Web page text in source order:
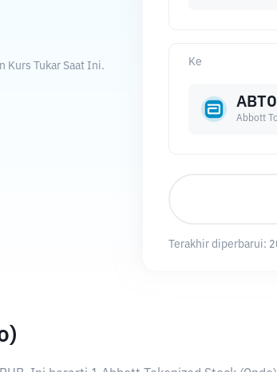
Kurs Tukar Saat Ini.
Ke
Abbott
Terakhir diperbarui: